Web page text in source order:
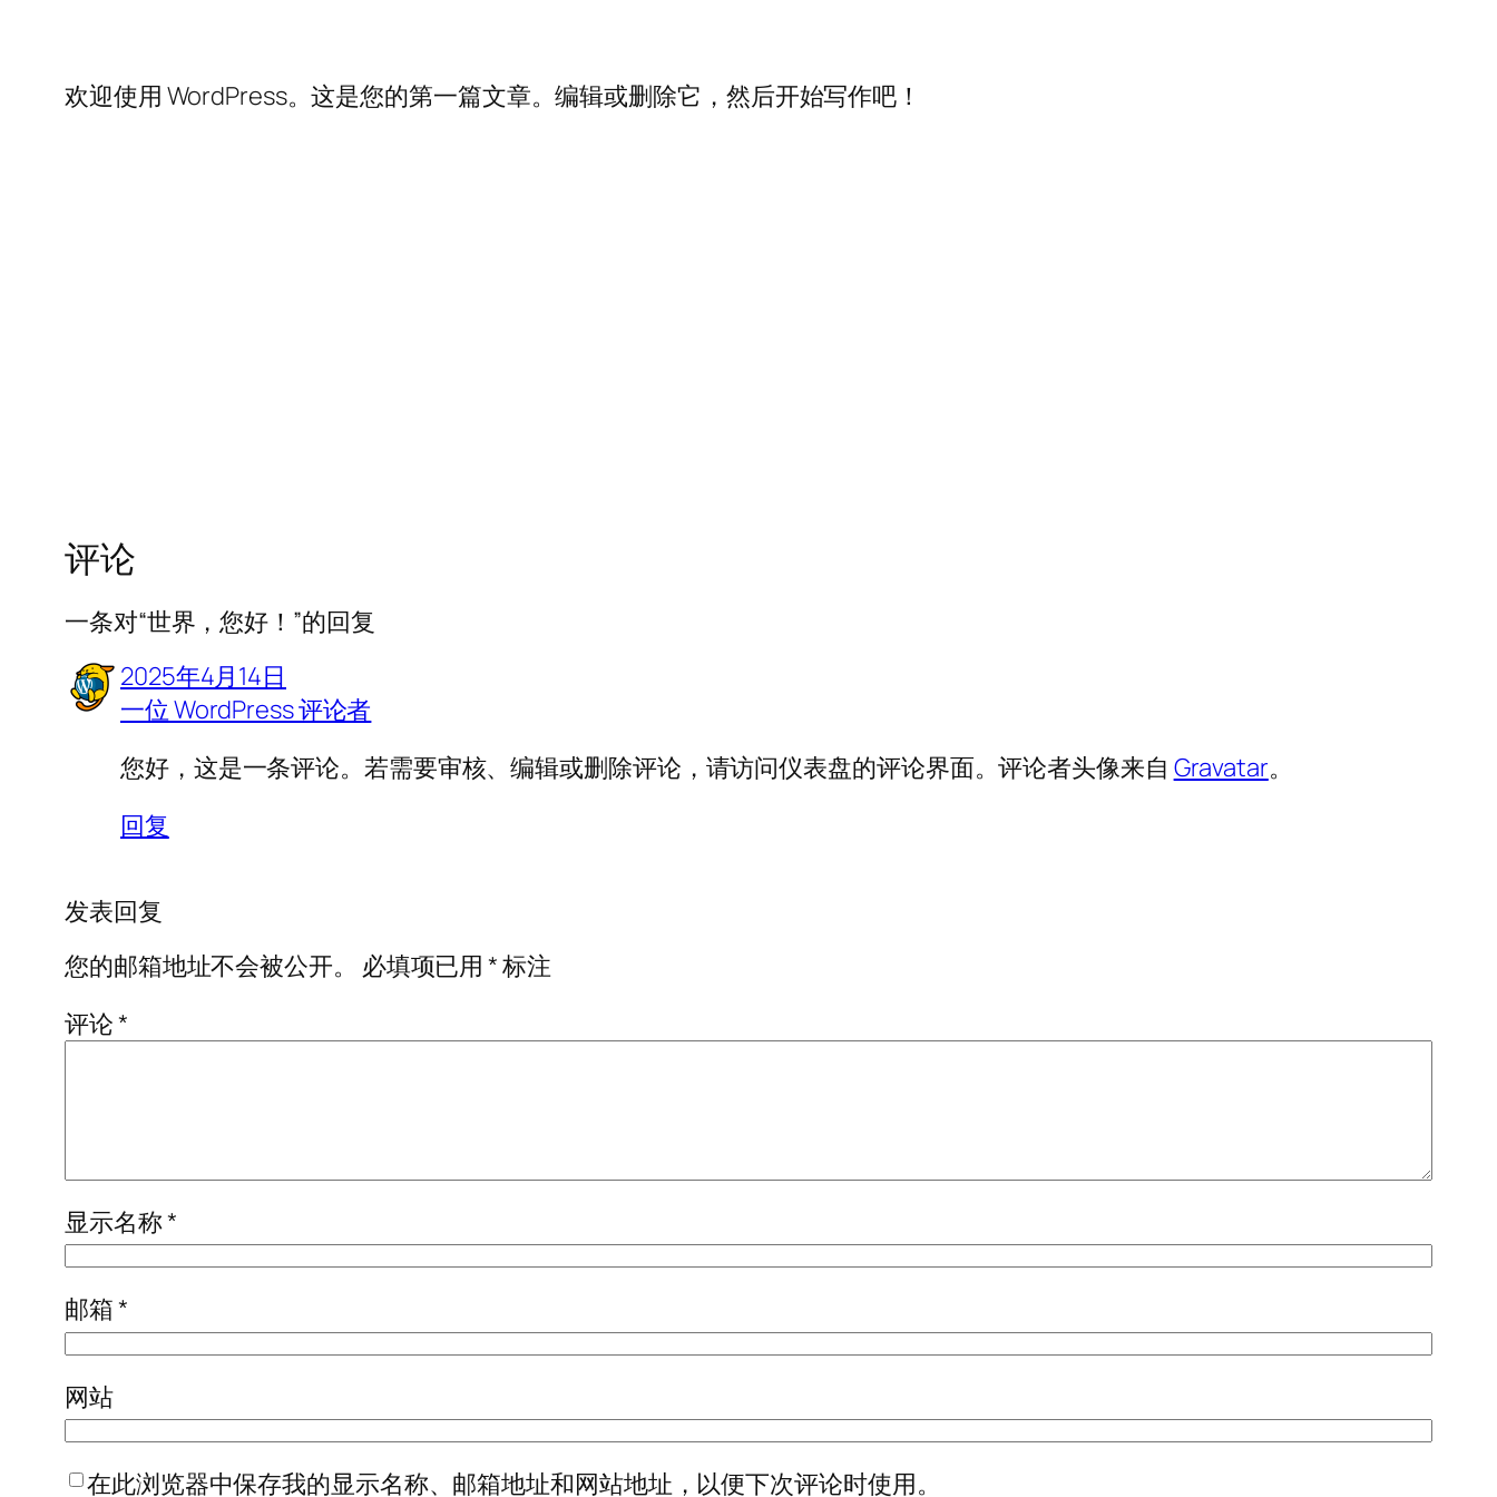
欢迎使用 WordPress。这是您的第一篇文章。编辑或删除它，然后开始写作吧！
评论
一条对“世界，您好！”的回复
2025年4月14日
一位 WordPress 评论者
您好，这是一条评论。若需要审核、编辑或删除评论，请访问仪表盘的评论界面。评论者头像来自 Gravatar。
回复
发表回复
您的邮箱地址不会被公开。
必填项已用*标注
评论*
显示名称*
邮箱*
网站
在此浏览器中保存我的显示名称、邮箱地址和网站地址，以便下次评论时使用。